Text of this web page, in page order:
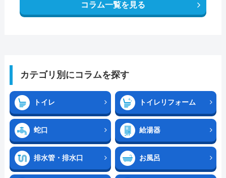
コラム一覧を見る
カテゴリ別にコラムを探す
トイレ トイレリフォーム
蛇口 給湯器
排水管・排水口 お風呂